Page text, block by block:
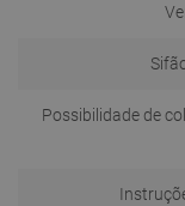
Possibilidade de